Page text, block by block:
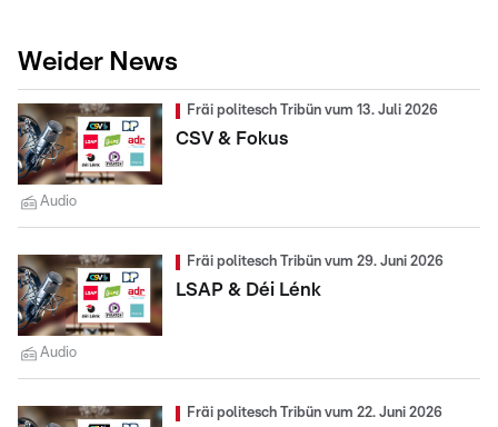
Weider News
Fräi politesch Tribün vum 13. Juli 2026
CSV & Fokus
Audio
Fräi politesch Tribün vum 29. Juni 2026
LSAP & Déi Lénk
Audio
Fräi politesch Tribün vum 22. Juni 2026